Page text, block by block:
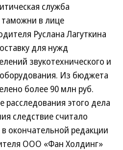
служба
в лице
Руслана Лагуткина
для нужд
звукотехнического и
Из бюджета
более 90 млн руб.
этого дела
следствие считало
окончательной редакции
ООО «Фан Холдинг»